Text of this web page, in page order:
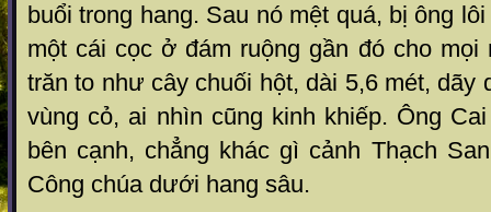
buổi trong hang. Sau nó mệt quá, bị ông
một cái cọc ở đám ruộng gần đó cho
trăn to như cây chuối hột, dài 5,6 mét, dãy
vùng cỏ, ai nhìn cũng kinh khiếp. Ông
bên cạnh, chẳng khác gì cảnh Thạch
Công chúa dưới hang sâu.